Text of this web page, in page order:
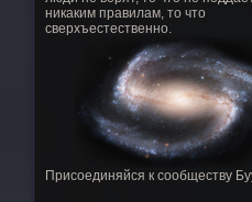
никаким правилам, то что
сверхъестественно.
Присоединяйся к сообществу